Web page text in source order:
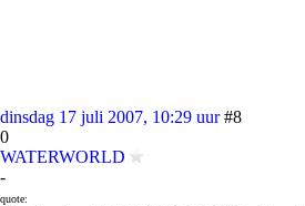
dinsdag 17 juli 2007, 10:29 uur #8
0
WATERWORLD
-
quote: